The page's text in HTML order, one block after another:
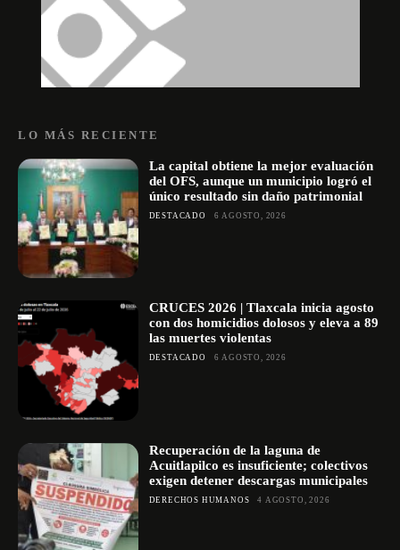
LO MÁS RECIENTE
La capital obtiene la mejor evaluación
del OFS, aunque un municipio logró el
único resultado sin daño patrimonial
DESTACADO 6 AGOSTO, 2026
CRUCES 2026 | Tlaxcala inicia agosto
con dos homicidios dolosos y eleva a 89
las muertes violentas
DESTACADO 6 AGOSTO, 2026
Recuperación de la laguna de
Acuitlapilco es insuficiente; colectivos
exigen detener descargas municipales
DERECHOS HUMANOS 4 AGOSTO, 2026